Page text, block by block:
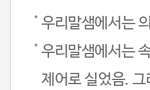
우리말샘에서는
우리말샘에서는
제어로 실었음.